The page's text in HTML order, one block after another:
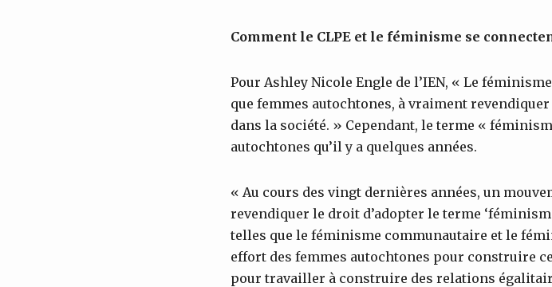
Comment le CLPE et le féminisme se
Pour Ashley Nicole Engle de l’IEN, « Le
que femmes autochtones, à vraiment
dans la société. » Cependant, le terme «
autochtones qu’il y a quelques années.
« Au cours des vingt dernières années, un
revendiquer le droit d’adopter le terme
telles que le féminisme communautaire et le
effort des femmes autochtones pour construire
pour travailler à construire des relations